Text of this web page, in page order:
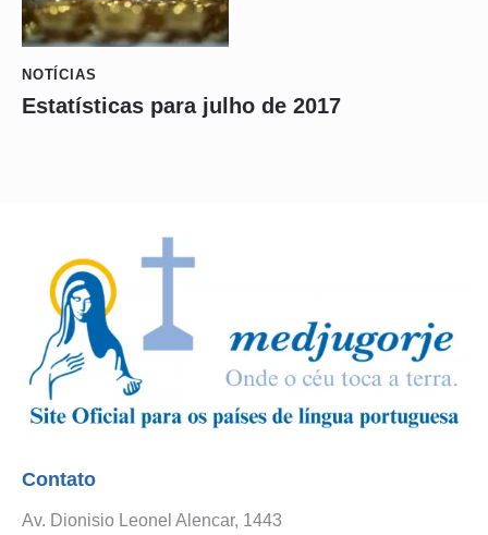
NOTÍCIAS
Estatísticas para julho de 2017
Contato
Av. Dionisio Leonel Alencar, 1443